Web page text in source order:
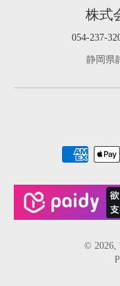
株式
054-237-
静岡県
© 2026,